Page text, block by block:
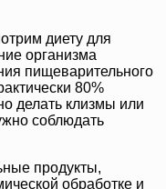
диету для
организма
пищеварительного
80%
делать клизмы или
соблюдать
продукты,
обработке и